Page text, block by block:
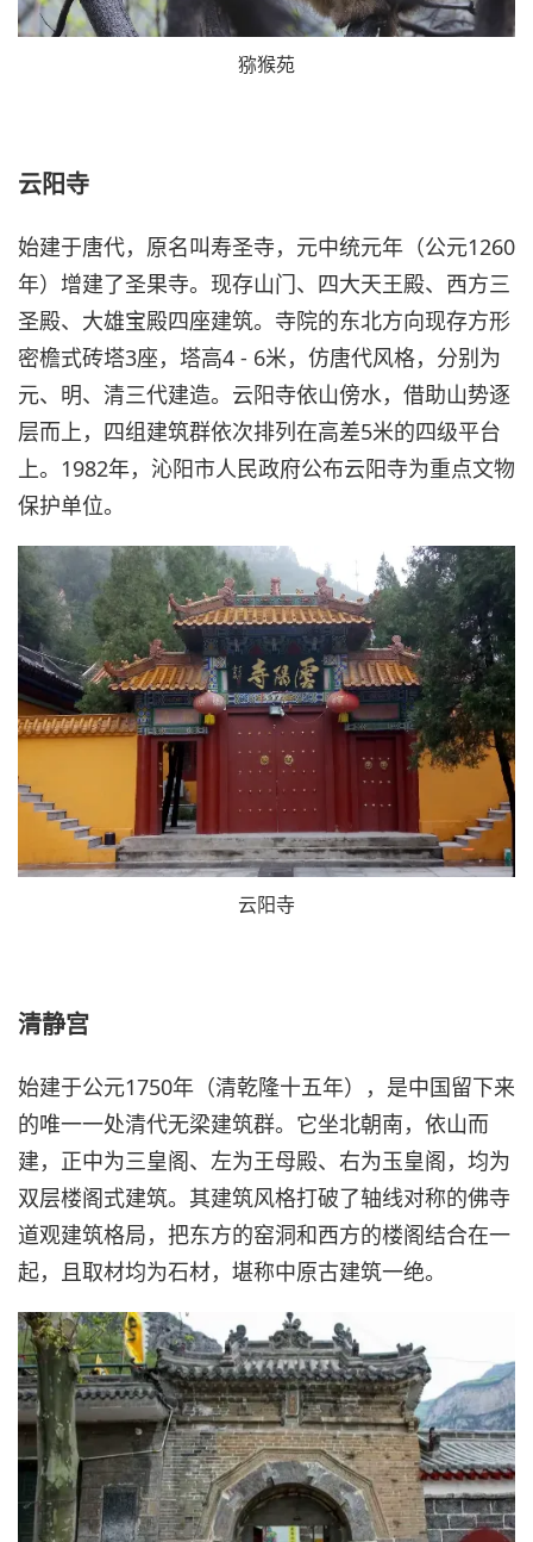
猕猴苑
云阳寺
始建于唐代，原名叫寿圣寺，元中统元年（公元1260
年）增建了圣果寺。现存山门、四大天王殿、西方三
圣殿、大雄宝殿四座建筑。寺院的东北方向现存方形
密檐式砖塔3座，塔高4 - 6米，仿唐代风格，分别为
元、明、清三代建造。云阳寺依山傍水，借助山势逐
层而上，四组建筑群依次排列在高差5米的四级平台
上。1982年，沁阳市人民政府公布云阳寺为重点文物
保护单位。
云阳寺
清静宫
始建于公元1750年（清乾隆十五年），是中国留下来
的唯一一处清代无梁建筑群。它坐北朝南，依山而
建，正中为三皇阁、左为王母殿、右为玉皇阁，均为
双层楼阁式建筑。其建筑风格打破了轴线对称的佛寺
道观建筑格局，把东方的窑洞和西方的楼阁结合在一
起，且取材均为石材，堪称中原古建筑一绝。